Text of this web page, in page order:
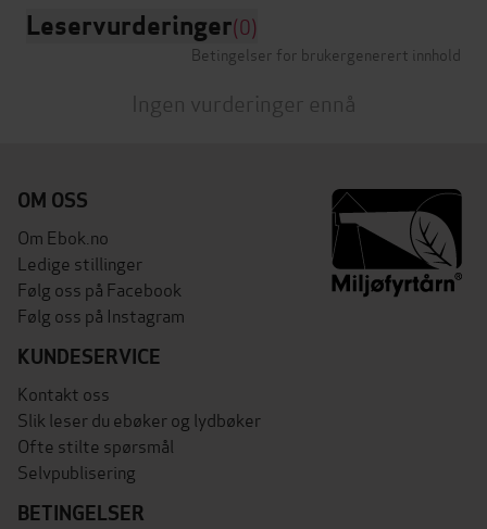
Leservurderinger(0)
Betingelser for brukergenerert innhold
Ingen vurderinger ennå
OM OSS
Om Ebok.no
Ledige stillinger
Følg oss på Facebook
Følg oss på Instagram
KUNDESERVICE
Kontakt oss
Slik leser du ebøker og lydbøker
Ofte stilte spørsmål
Selvpublisering
BETINGELSER